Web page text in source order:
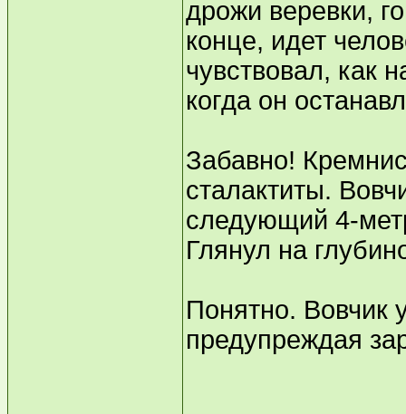
дрожи веревки,
конце, идет
чувствовал, как
когда он
Забавно!
сталактиты.
следующий 4-
Глянул на
Понятно. Вовчик
предупреждая